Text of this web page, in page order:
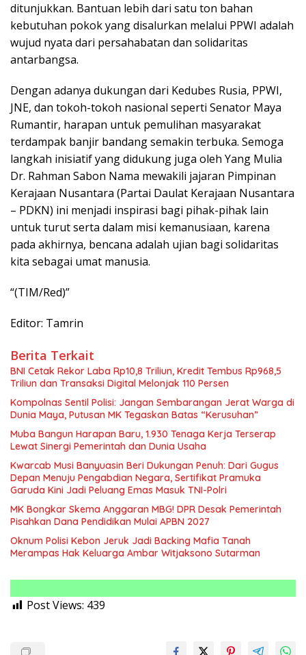
ditunjukkan. Bantuan lebih dari satu ton bahan
kebutuhan pokok yang disalurkan melalui PPWI adalah
wujud nyata dari persahabatan dan solidaritas
antarbangsa.
Dengan adanya dukungan dari Kedubes Rusia, PPWI,
JNE, dan tokoh-tokoh nasional seperti Senator Maya
Rumantir, harapan untuk pemulihan masyarakat
terdampak banjir bandang semakin terbuka. Semoga
langkah inisiatif yang didukung juga oleh Yang Mulia
Dr. Rahman Sabon Nama mewakili jajaran Pimpinan
Kerajaan Nusantara (Partai Daulat Kerajaan Nusantara
– PDKN) ini menjadi inspirasi bagi pihak-pihak lain
untuk turut serta dalam misi kemanusiaan, karena
pada akhirnya, bencana adalah ujian bagi solidaritas
kita sebagai umat manusia.
“(TIM/Red)”
Editor: Tamrin
Berita Terkait
BNI Cetak Rekor Laba Rp10,8 Triliun, Kredit Tembus Rp968,5
Triliun dan Transaksi Digital Melonjak 110 Persen
Kompolnas Sentil Polisi: Jangan Sembarangan Jerat Warga di
Dunia Maya, Putusan MK Tegaskan Batas “Kerusuhan”
Muba Bangun Harapan Baru, 1.930 Tenaga Kerja Terserap
Lewat Sinergi Pemerintah dan Dunia Usaha
Kwarcab Musi Banyuasin Beri Dukungan Penuh: Dari Gugus
Depan Menuju Pengabdian Negara, Sertifikat Pramuka
Garuda Kini Jadi Peluang Emas Masuk TNI-Polri
MK Bongkar Skema Anggaran MBG! DPR Desak Pemerintah
Pisahkan Dana Pendidikan Mulai APBN 2027
Oknum Polisi Kebon Jeruk Jadi Backing Mafia Tanah
Merampas Hak Keluarga Ambar Witjaksono Sutarman
Post Views: 439